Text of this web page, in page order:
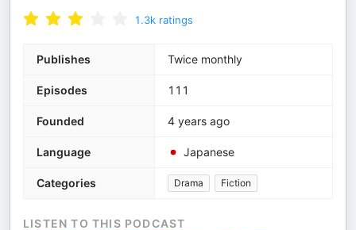
1.3k ratings
Publishes Twice monthly
Episodes 111
Founded 4 years ago
Language Japanese
Categories Drama Fiction
LISTEN TO THIS PODCAST